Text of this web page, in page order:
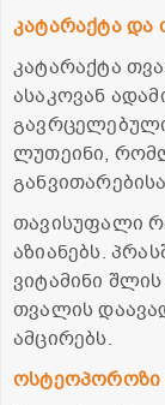
კატარაქტა და
კატარაქტა
ასაკოვან
ლუთეინი,
თავისუფალი
აზიანებს.
ვიტამინი
თვალის
ამცირებს.
ოსტეოპოროზი